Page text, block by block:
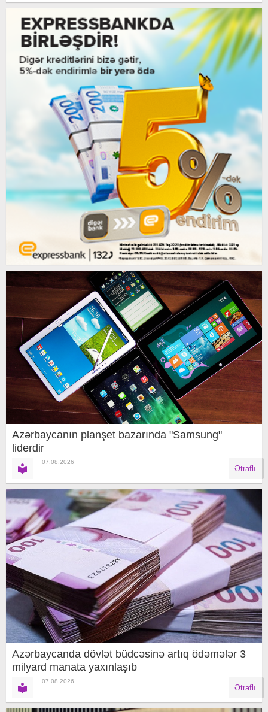
Azərbaycanın planşet bazarında "Samsung"
liderdir
07.08.2026
Ətraflı
Azərbaycanda dövlət büdcəsinə artıq ödəmələr 3
milyard manata yaxınlaşıb
07.08.2026
Ətraflı